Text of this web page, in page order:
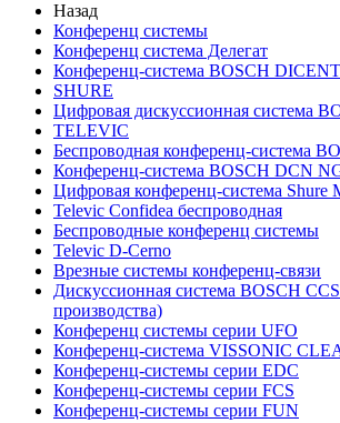
Назад
Конференц системы
Конференц система Делегат
Конференц-система BOSCH
SHURE
Цифровая дискуссионная система
TELEVIC
Беспроводная конференц-система
Конференц-система BOSCH DCN
Цифровая конференц-система Shure
Televic Confidea беспроводная
Беспроводные конференц системы
Televic D-Cerno
Врезные системы конференц-связи
Дискуссионная система BOSCH
производства)
Конференц системы серии UFO
Конференц-система VISSONIC
Конференц-системы серии EDC
Конференц-системы серии FCS
Конференц-системы серии FUN